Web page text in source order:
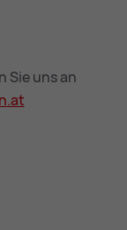
Sie uns an